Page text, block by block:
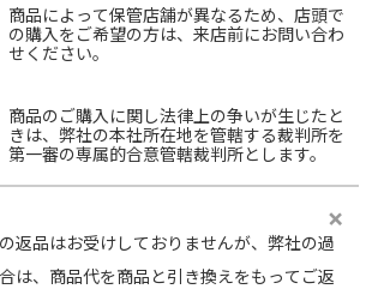
商品によって保管店舗が異なるため、店頭で
の購入をご希望の方は、来店前にお問い合わ
せください。
商品のご購入に関し法律上の争いが生じたと
きは、弊社の本社所在地を管轄する裁判所を
第一審の専属的合意管轄裁判所とします。
返品はお受けしておりませんが、弊社の過
は、商品代を商品と引き換えをもってご返